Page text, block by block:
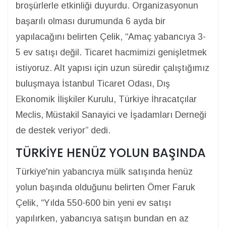
broşürlerle etkinliği duyurdu. Organizasyonun
başarılı olması durumunda 6 ayda bir
yapılacağını belirten Çelik, “Amaç yabancıya 3-
5 ev satışı değil. Ticaret hacmimizi genişletmek
istiyoruz. Alt yapısı için uzun süredir çalıştığımız
buluşmaya İstanbul Ticaret Odası, Dış
Ekonomik İlişkiler Kurulu, Türkiye İhracatçılar
Meclis, Müstakil Sanayici ve İşadamları Derneği
de destek veriyor” dedi.
TÜRKİYE HENÜZ YOLUN BAŞINDA
Türkiye'nin yabancıya mülk satışında henüz
yolun başında olduğunu belirten Ömer Faruk
Çelik, “Yılda 550-600 bin yeni ev satışı
yapılırken, yabancıya satışın bundan en az